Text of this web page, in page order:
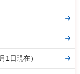
1日現在）